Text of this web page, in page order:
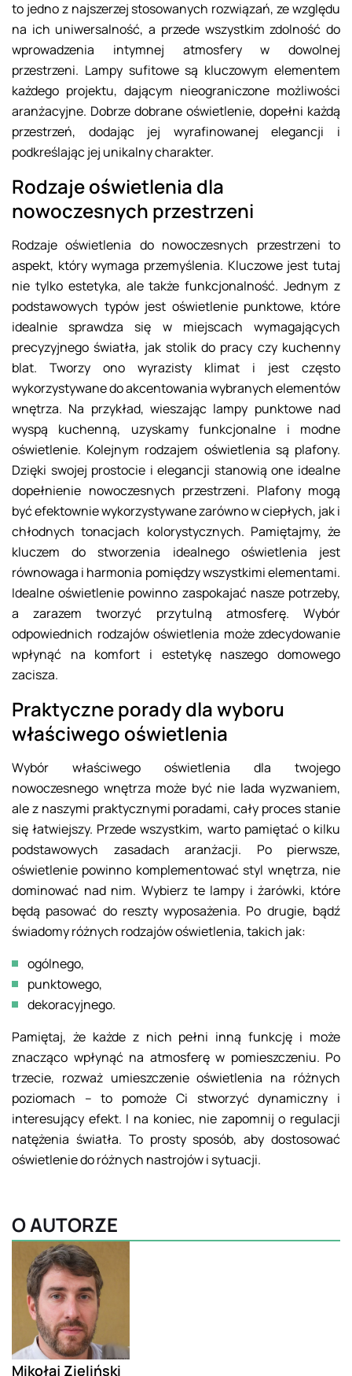
to jedno z najszerzej stosowanych rozwiązań, ze względu
na ich uniwersalność, a przede wszystkim zdolność do
wprowadzenia intymnej atmosfery w dowolnej
przestrzeni. Lampy sufitowe są kluczowym elementem
każdego projektu, dającym nieograniczone możliwości
aranżacyjne. Dobrze dobrane oświetlenie, dopełni każdą
przestrzeń, dodając jej wyrafinowanej elegancji i
podkreślając jej unikalny charakter.
Rodzaje oświetlenia dla
nowoczesnych przestrzeni
Rodzaje oświetlenia do nowoczesnych przestrzeni to
aspekt, który wymaga przemyślenia. Kluczowe jest tutaj
nie tylko estetyka, ale także funkcjonalność. Jednym z
podstawowych typów jest oświetlenie punktowe, które
idealnie sprawdza się w miejscach wymagających
precyzyjnego światła, jak stolik do pracy czy kuchenny
blat. Tworzy ono wyrazisty klimat i jest często
wykorzystywane do akcentowania wybranych elementów
wnętrza. Na przykład, wieszając lampy punktowe nad
wyspą kuchenną, uzyskamy funkcjonalne i modne
oświetlenie. Kolejnym rodzajem oświetlenia są plafony.
Dzięki swojej prostocie i elegancji stanowią one idealne
dopełnienie nowoczesnych przestrzeni. Plafony mogą
być efektownie wykorzystywane zarówno w ciepłych, jak i
chłodnych tonacjach kolorystycznych. Pamiętajmy, że
kluczem do stworzenia idealnego oświetlenia jest
równowaga i harmonia pomiędzy wszystkimi elementami.
Idealne oświetlenie powinno zaspokajać nasze potrzeby,
a zarazem tworzyć przytulną atmosferę. Wybór
odpowiednich rodzajów oświetlenia może zdecydowanie
wpłynąć na komfort i estetykę naszego domowego
zacisza.
Praktyczne porady dla wyboru
właściwego oświetlenia
Wybór właściwego oświetlenia dla twojego
nowoczesnego wnętrza może być nie lada wyzwaniem,
ale z naszymi praktycznymi poradami, cały proces stanie
się łatwiejszy. Przede wszystkim, warto pamiętać o kilku
podstawowych zasadach aranżacji. Po pierwsze,
oświetlenie powinno komplementować styl wnętrza, nie
dominować nad nim. Wybierz te lampy i żarówki, które
będą pasować do reszty wyposażenia. Po drugie, bądź
świadomy różnych rodzajów oświetlenia, takich jak:
ogólnego,
punktowego,
dekoracyjnego.
Pamiętaj, że każde z nich pełni inną funkcję i może
znacząco wpłynąć na atmosferę w pomieszczeniu. Po
trzecie, rozważ umieszczenie oświetlenia na różnych
poziomach – to pomoże Ci stworzyć dynamiczny i
interesujący efekt. I na koniec, nie zapomnij o regulacji
natężenia światła. To prosty sposób, aby dostosować
oświetlenie do różnych nastrojów i sytuacji.
O AUTORZE
Mikołaj Zieliński